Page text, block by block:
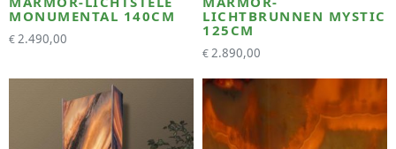
MONUMENTAL 140CM
€2.490,00
LICHTBRUNNEN MYSTIC
125CM
€2.890,00